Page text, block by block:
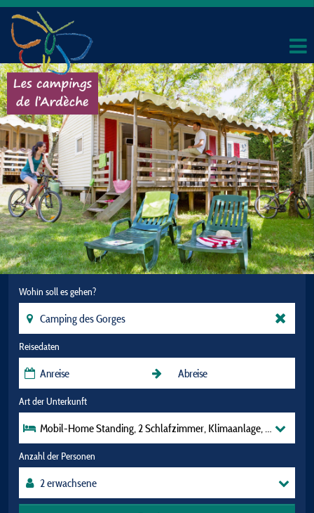
Wohin soll es gehen?
Reisedaten
Art der Unterkunft
Mobil-Home Standing, 2 Schlafzimmer, Klimaanlage, Fernseher,
Anzahl der Personen